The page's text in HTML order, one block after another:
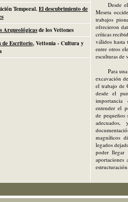
Temporal.El descubrimiento de
Arqueológicasde los Vettones
de Escritorio, Vettonia - Cultura y
Desde
Meseta
trabajos
ofrecieron
críticas
válidos hasta
entre otros
esculturas de
Para
excavación
el trabajo de
desde el
entender el
de pequeños
magníficos
legados
poder llegar